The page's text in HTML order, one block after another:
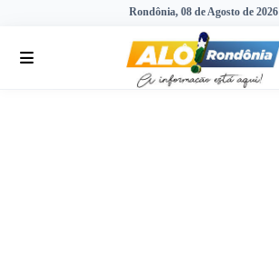
Rondônia, 08 de Agosto de 2026